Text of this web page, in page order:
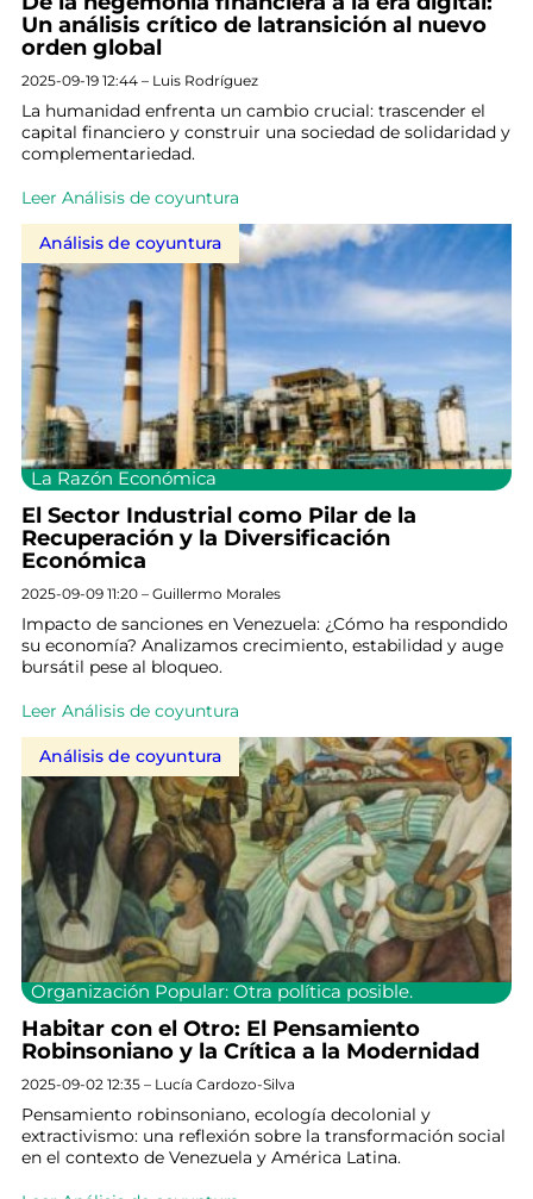
Un análisis crítico de latransición al nuevo
orden global
2025-09-19 12:44 – Luis Rodríguez
La humanidad enfrenta un cambio crucial: trascender el
capital financiero y construir una sociedad de solidaridad y
complementariedad.
Leer Análisis de coyuntura
Análisis de coyuntura
La Razón Económica
El Sector Industrial como Pilar de la
Recuperación y la Diversificación
Económica
2025-09-09 11:20 – Guillermo Morales
Impacto de sanciones en Venezuela: ¿Cómo ha respondido
su economía? Analizamos crecimiento, estabilidad y auge
bursátil pese al bloqueo.
Leer Análisis de coyuntura
Análisis de coyuntura
Organización Popular: Otra política posible.
Habitar con el Otro: El Pensamiento
Robinsoniano y la Crítica a la Modernidad
2025-09-02 12:35 – Lucía Cardozo-Silva
Pensamiento robinsoniano, ecología decolonial y
extractivismo: una reflexión sobre la transformación social
en el contexto de Venezuela y América Latina.